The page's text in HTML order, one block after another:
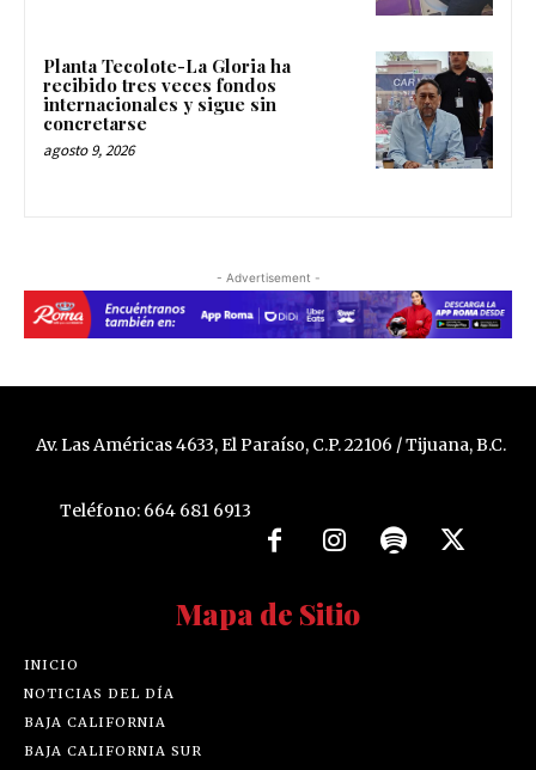
Planta Tecolote-La Gloria ha
recibido tres veces fondos
internacionales y sigue sin
concretarse
agosto 9, 2026
- Advertisement -
Av. Las Américas 4633, El Paraíso, C.P. 22106 / Tijuana, B.C.
Teléfono: 664 681 6913
Mapa de Sitio
INICIO
NOTICIAS DEL DÍA
BAJA CALIFORNIA
BAJA CALIFORNIA SUR